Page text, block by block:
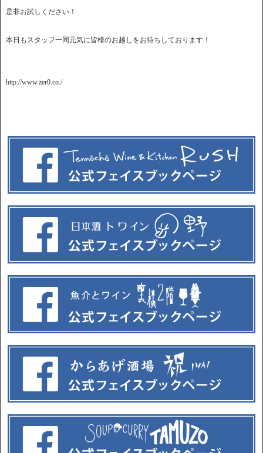
是非お試しください！
本日もスタッフ一同元気に皆様のお越しをお待ちしております！
http://www.zer0.co./